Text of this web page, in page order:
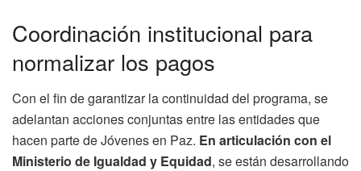
Coordinación institucional para
normalizar los pagos
Con el fin de garantizar la continuidad del programa, se
adelantan acciones conjuntas entre las entidades que
hacen parte de Jóvenes en Paz. En articulación con el
Ministerio de Igualdad y Equidad, se están desarrollando